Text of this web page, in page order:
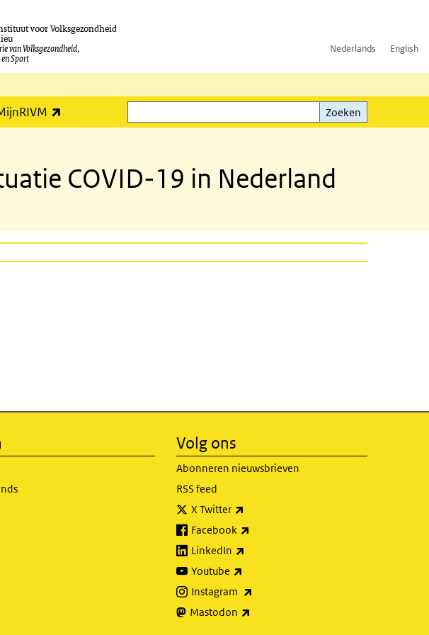
voor Volksgezondheid
van Volksgezondheid,
Sport
Nederlands English
Zoeken
Zoeken
COVID-19 in Nederland
Volg ons
Abonneren nieuwsbrieven
RSS feed
X Twitter
Facebook
LinkedIn
Youtube
Instagram
Mastodon